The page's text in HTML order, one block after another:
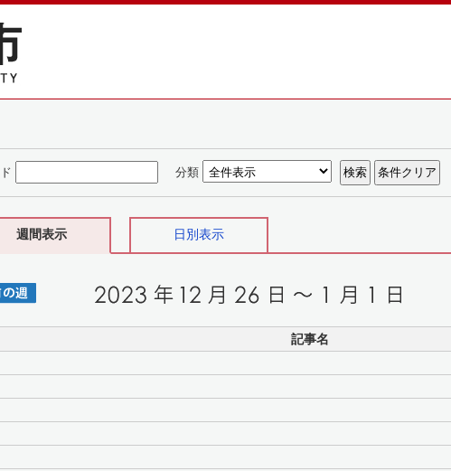
分類
週間表示 日別表示
記事名